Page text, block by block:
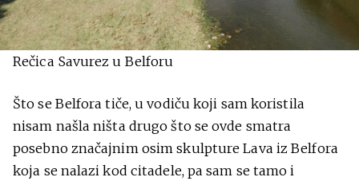
Rečica Savurez u Belforu
Što se Belfora tiče, u vodiču koji sam koristila
nisam našla ništa drugo što se ovde smatra
posebno značajnim osim skulpture Lava iz Belfora
koja se nalazi kod citadele, pa sam se tamo i